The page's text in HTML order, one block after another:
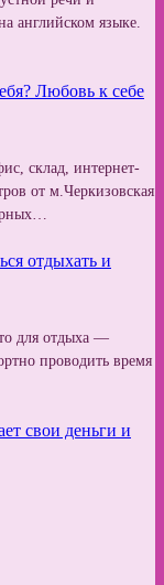
английском языке.
Любовь к себе
склад, интернет-
от м.Черкизовская
отдыхать и
для отдыха —
проводить время
свои деньги и